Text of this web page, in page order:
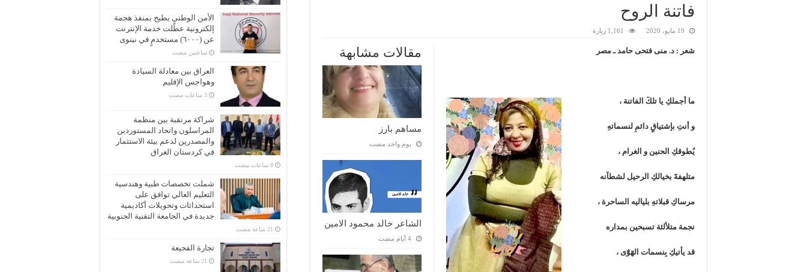
فاتنة الروح
19 مايو، 2020 1,161 زيارة
مقالات مشابهة
مساهم بارز
‏يوم واحد مضت
الشاعر خالد محمود الامين
شعر : د. منى فتحى حامد ـ مصر
ما أجملكِ يا تلكٓ الفاتنة ،
و أنتِ بإشتياقٍ دائمِ لنسماتهِ
يُطوقكِ الحنين و الغرام ،
متلهفةٓ بخيالكِ الرحيل لشطآنه
مرساكِ قبلاتهِ بلياليه الساحرة ،
نجمة متلألئة تسبحين بمداره
قد يأتيكِ بِنسمات الهٓوٌٓى ،
الأمن الوطني يطيح بمنفذ هجمة
إلكترونية عطّلت خدمة الإنترنت
عن (٦٠٠٠) مستخدمٍ في نينوى
‏ساعتين مضت
العراق بين معادلة السيادة
وهواجس الإقليم
شراكة مرتقبة بين منظمة
المراسلون واتحاد المستوردين
والمصدرين لدعم بيئة الاستثمار
في كردستان العراق
شملت تخصصات طبية وهندسية
التعليم العالي توافق على
استحداثات وتحويلات أكاديمية
جديدة في الجامعة التقنية الجنوبية
تجارة الفجيعة